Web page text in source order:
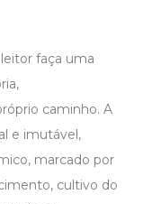
faça uma
caminho. A
e imutável,
marcado por
cultivo do